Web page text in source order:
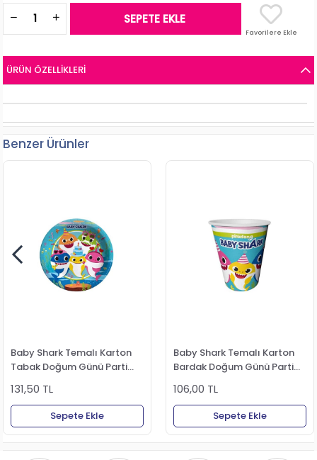
Favorilere Ekle
ÜRÜN ÖZELLIKLERI
Benzer Ürünler
Baby Shark Temalı Karton
Tabak Doğum Günü Parti
131,50 TL
Sepete Ekle
Baby Shark Temalı Karton
Bardak Doğum Günü Parti
106,00 TL
Sepete Ekle